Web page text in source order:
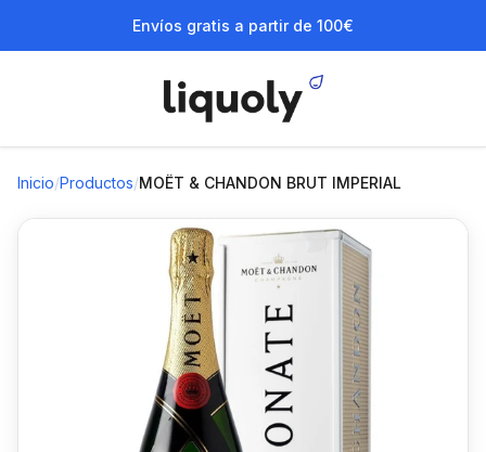
Envíos gratis a partir de 100€
Inicio/Productos/MOËT & CHANDON BRUT IMPERIAL